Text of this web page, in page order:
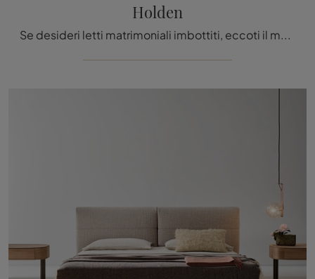
Holden
Se desideri letti matrimoniali imbottiti, eccoti il modello Holden in pelle per completare la zona notte.